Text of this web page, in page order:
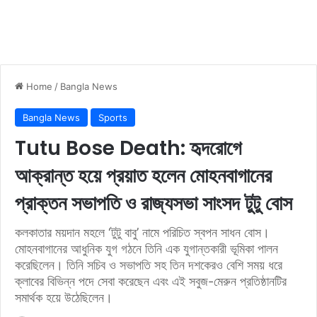
Home / Bangla News
Bangla News Sports
Tutu Bose Death: হৃদরোগে
আক্রান্ত হয়ে প্রয়াত হলেন মোহনবাগানের
প্রাক্তন সভাপতি ও রাজ্যসভা সাংসদ টুটু বোস
কলকাতার ময়দান মহলে ‘টুটু বাবু’ নামে পরিচিত স্বপন সাধন বোস।
মোহনবাগানের আধুনিক যুগ গঠনে তিনি এক যুগান্তকারী ভূমিকা পালন
করেছিলেন। তিনি সচিব ও সভাপতি সহ তিন দশকেরও বেশি সময় ধরে
ক্লাবের বিভিন্ন পদে সেবা করেছেন এবং এই সবুজ-মেরুন প্রতিষ্ঠানটির
সমার্থক হয়ে উঠেছিলেন।